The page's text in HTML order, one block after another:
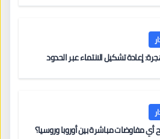
إعادة تشكيل الانتماء عبر الحدود
مفاوضات مباشرة بين أوروبا وروسيا؟